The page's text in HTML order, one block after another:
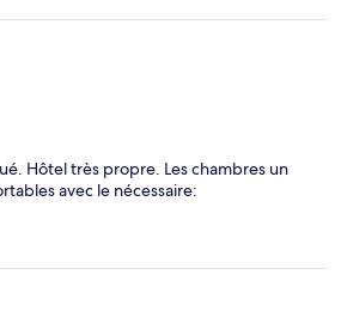
Hôtel très propre. Les chambres un
avec le nécessaire: